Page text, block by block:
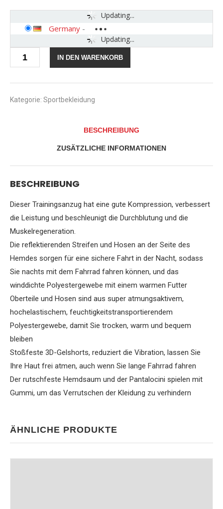
Updating...
Updating...
Germany -
men
clothes
Fitness-
Bekleidung
IN DEN WARENKORB
Kategorie: Sportbekleidung
BESCHREIBUNG
ZUSÄTZLICHE INFORMATIONEN
BESCHREIBUNG
Dieser Trainingsanzug hat eine gute Kompression, verbessert
die Leistung und beschleunigt die Durchblutung und die
Muskelregeneration.
Die reflektierenden Streifen und Hosen an der Seite des
Hemdes sorgen für eine sichere Fahrt in der Nacht, sodass
Sie nachts mit dem Fahrrad fahren können, und das
winddichte Polyestergewebe mit einem warmen Futter
Oberteile und Hosen sind aus super atmungsaktivem,
hochelastischem, feuchtigkeitstransportierendem
Polyestergewebe, damit Sie trocken, warm und bequem
bleiben
Stoßfeste 3D-Gelshorts, reduziert die Vibration, lassen Sie
Ihre Haut frei atmen, auch wenn Sie lange Fahrrad fahren
Der rutschfeste Hemdsaum und der Pantalocini spielen mit
Gummi, um das Verrutschen der Kleidung zu verhindern
ÄHNLICHE PRODUKTE